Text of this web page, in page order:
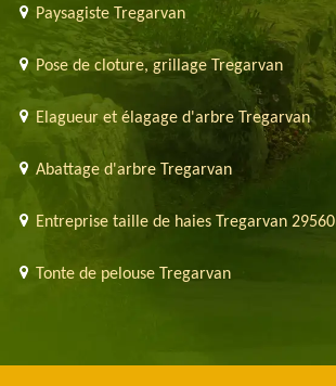
Paysagiste Tregarvan
Pose de cloture, grillage Tregarvan
Elagueur et élagage d'arbre Tregarvan
Abattage d'arbre Tregarvan
Entreprise taille de haies Tregarvan 29560
Tonte de pelouse Tregarvan